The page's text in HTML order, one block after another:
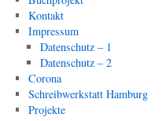
Kontakt
Impressum
Datenschutz – 1
Datenschutz – 2
Corona
Schreibwerkstatt Hamburg
Projekte